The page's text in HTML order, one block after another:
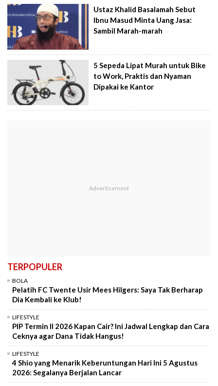
Ustaz Khalid Basalamah Sebut
Ibnu Masud Minta Uang Jasa:
Sambil Marah-marah
5 Sepeda Lipat Murah untuk Bike
to Work, Praktis dan Nyaman
Dipakai ke Kantor
TERPOPULER
BOLA
Pelatih FC Twente Usir Mees Hilgers: Saya Tak Berharap
Dia Kembali ke Klub!
LIFESTYLE
PIP Termin II 2026 Kapan Cair? Ini Jadwal Lengkap dan Cara
Ceknya agar Dana Tidak Hangus!
LIFESTYLE
4 Shio yang Menarik Keberuntungan Hari Ini 5 Agustus
2026: Segalanya Berjalan Lancar